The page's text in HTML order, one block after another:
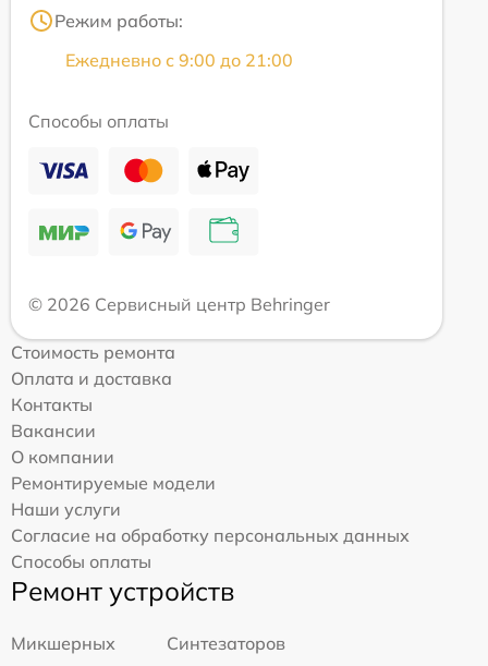
Режим работы:
Ежедневно с 9:00 до 21:00
Способы оплаты
© 2026 Сервисный центр Behringer
Стоимость ремонта
Оплата и доставка
Контакты
Вакансии
О компании
Ремонтируемые модели
Наши услуги
Согласие на обработку персональных данных
Способы оплаты
Ремонт устройств
Микшерных
Синтезаторов